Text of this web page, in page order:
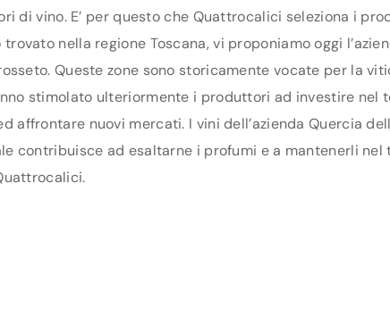
di vino. E’ per questo che Quattrocalici seleziona i
nella regione Toscana, vi proponiamo oggi
Queste zone sono storicamente vocate per la
stimolato ulteriormente i produttori ad investire nel
nuovi mercati. I vini dell’azienda Quercia
contribuisce ad esaltarne i profumi e a mantenerli